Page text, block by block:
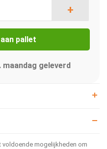
+
pallet
geleverd
voldoende mogelijkheden om